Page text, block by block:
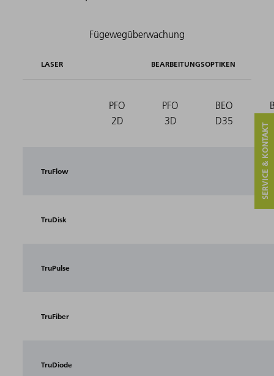
LASER BEARBEITUNGSOPTIKEN
PFO
2D
PFO
3D
BEO
D35
TruFlow
TruDisk
TruPulse
TruFiber
TruDiode
SERVICE & KONTAKT